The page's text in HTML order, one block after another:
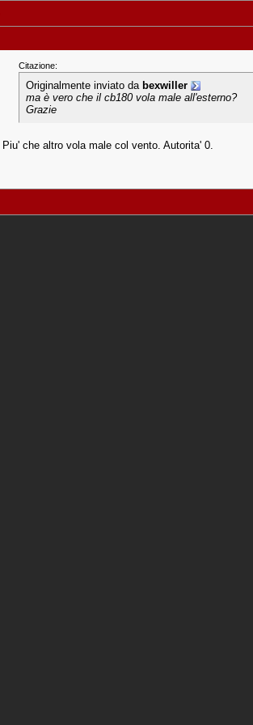
Citazione:
Originalmente inviato da bexwiller
ma è vero che il cb180 vola male all'esterno?
Grazie
Piu' che altro vola male col vento. Autorita' 0.